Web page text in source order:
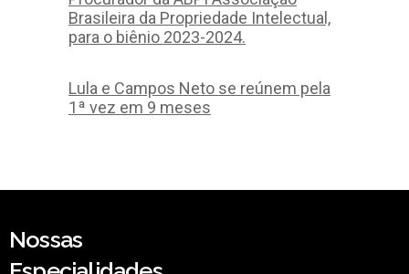
Brasileira da Propriedade Intelectual,
para o biênio 2023-2024.
Lula e Campos Neto se reúnem pela
1ª vez em 9 meses
Nossas